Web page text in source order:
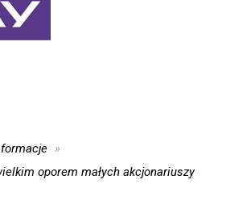
oporem małych akcjonariuszy